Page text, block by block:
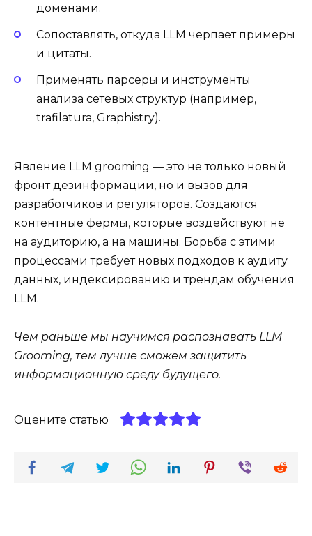
доменами.
Сопоставлять, откуда LLM черпает примеры
и цитаты.
Применять парсеры и инструменты
анализа сетевых структур (например,
trafilatura, Graphistry).
Явление LLM grooming — это не только новый
фронт дезинформации, но и вызов для
разработчиков и регуляторов. Создаются
контентные фермы, которые воздействуют не
на аудиторию, а на машины. Борьба с этими
процессами требует новых подходов к аудиту
данных, индексированию и трендам обучения
LLM.
Чем раньше мы научимся распознавать LLM
Grooming, тем лучше сможем защитить
информационную среду будущего.
Оцените статью